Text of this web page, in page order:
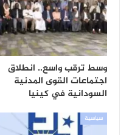
وسط ترقب واسع.. انطلاق
اجتماعات القوى المدنية
السودانية في كينيا
سياسية